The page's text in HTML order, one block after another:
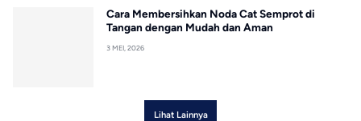
Cara Membersihkan Noda Cat Semprot di
Tangan dengan Mudah dan Aman
3 MEI, 2026
Lihat Lainnya